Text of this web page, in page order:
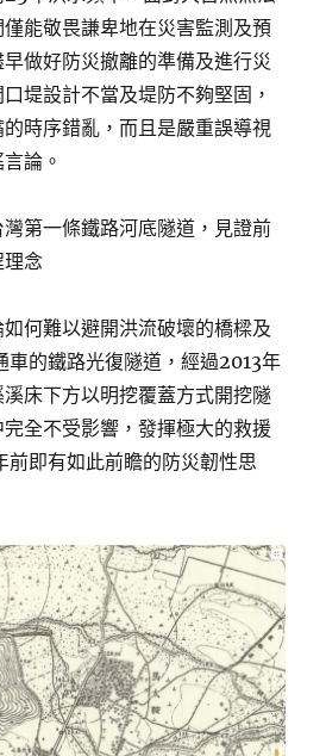
能敬畏謙卑地在災害監測及預
做好防災撤離的準備及進行災
堤設計不當及堤防不夠堅固，
時序錯亂，而且是嚴重誤導視
論。
第一條鐵路河底隧道，見證前
念
何難以避開洪流破壞的橋樑及
車的鐵路光復隧道，經過2013年
床下方以明挖覆蓋方式開挖隧
全不受影響，發揮極大的救援
即有如此前瞻的防災韌性思